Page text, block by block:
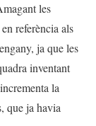
les
referència als
ja que les
inventant
la
que ja havia